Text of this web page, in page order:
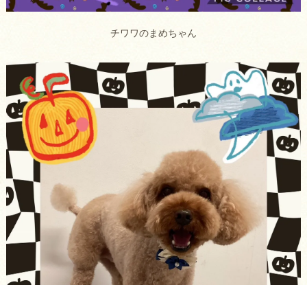
チワワのまめちゃん